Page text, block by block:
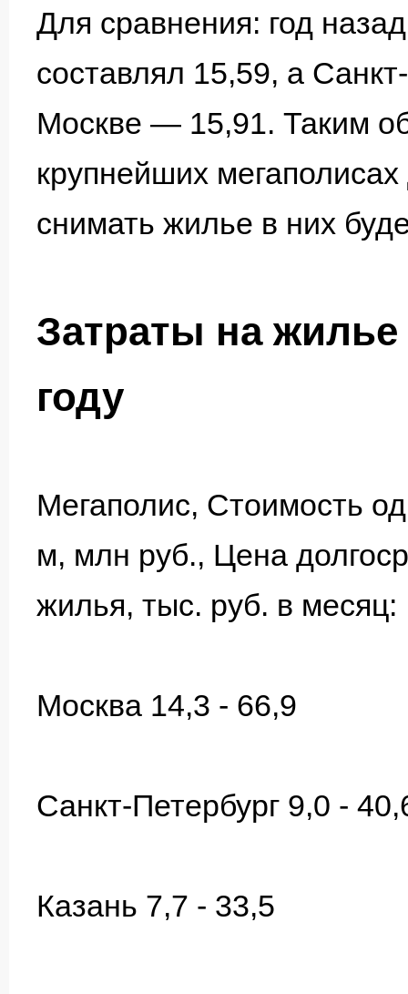
Для сравнения: год
составлял 15,59, а
Москве — 15,91. Таким
крупнейших
снимать жилье в них
Затраты на жилье
году
Мегаполис, Стоимость
м, млн руб., Цена
жилья, тыс. руб. в месяц:
Москва 14,3 - 66,9
Санкт-Петербург 9,0 -
Казань 7,7 - 33,5